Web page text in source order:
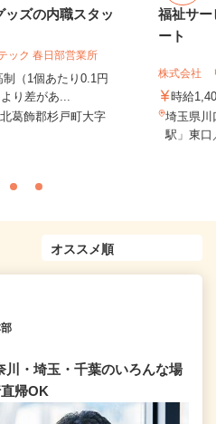
ッズの内職スタッ
ック 春日部営業所
（1個あたり0.1円
り差があ...
北葛飾郡杉戸町大字
福祉サー
ート
株式会社
時給
埼玉県川
駅」東口
川・埼玉・千葉のいろんな場
帰OK